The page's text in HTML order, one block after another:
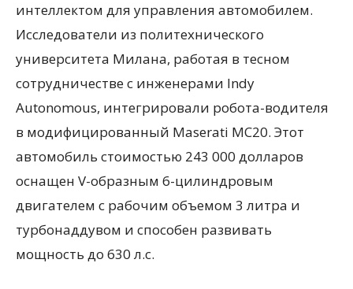
интеллектом для управления автомобилем.
Исследователи из политехнического
университета Милана, работая в тесном
сотрудничестве с инженерами Indy
Autonomous, интегрировали робота-водителя
в модифицированный Maserati MC20. Этот
автомобиль стоимостью 243 000 долларов
оснащен V-образным 6-цилиндровым
двигателем с рабочим объемом 3 литра и
турбонаддувом и способен развивать
мощность до 630 л.с.